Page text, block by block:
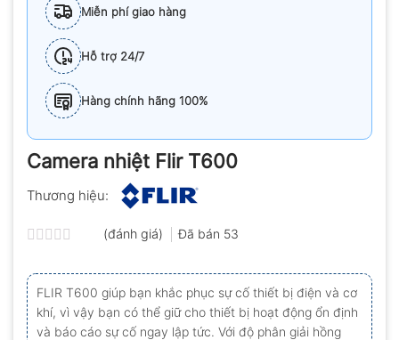
Miễn phí giao hàng
Hỗ trợ 24/7
Hàng chính hãng 100%
Camera nhiệt Flir T600
Thương hiệu:
xếp
hạng
0.0
5
sao
(đánh giá) Đã bán 53
FLIR T600 giúp bạn khắc phục sự cố thiết bị điện và cơ
khí, vì vậy bạn có thể giữ cho thiết bị hoạt động ổn định
và báo cáo sự cố ngay lập tức. Với độ phân giải hồng